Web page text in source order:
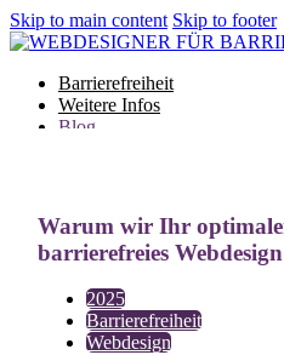
Skip to main content Skip to footer
Barrierefreiheit
Weitere Infos
Blog
Barrierefreiheit
Weitere Infos
Blog
Glossar
Warum wir Ihr
barrierefreies
2025
Barrierefreiheit
Webdesign